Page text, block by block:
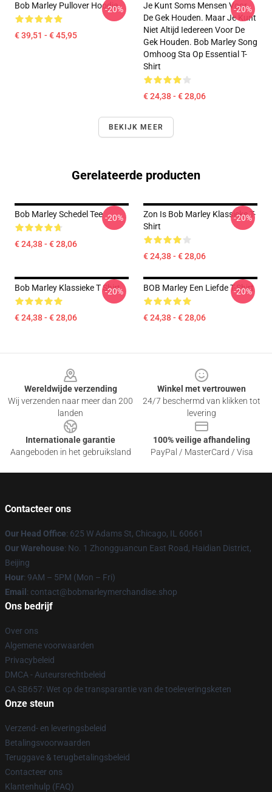
Bob Marley Pullover Hoodie
€ 39,51 - € 45,95
-20%
Je Kunt Soms Mensen Voor
De Gek Houden. Maar Je Kunt
Niet Altijd Iedereen Voor De
Gek Houden. Bob Marley Song
Omhoog Sta Op Essential T-
Shirt
€ 24,38 - € 28,06
-20%
BEKIJK MEER
Gerelateerde producten
Bob Marley Schedel Tee
€ 24,38 - € 28,06
-20%
Zon Is Bob Marley Klassieke T-
Shirt
€ 24,38 - € 28,06
-20%
Bob Marley Klassieke T Shirt
€ 24,38 - € 28,06
-20% BOB Marley Een Liefde T-Shirt
€ 24,38 - € 28,06
-20%
Wereldwijde verzending
Wij verzenden naar meer dan 200
landen
Winkel met vertrouwen
24/7 beschermd van klikken tot
levering
Internationale garantie
Aangeboden in het gebruiksland
100% veilige afhandeling
PayPal / MasterCard / Visa
Contacteer ons
Our Head Office: 625 W Adams St, Chicago, IL 60661
Our Warehouse: No. 1 Zhongguancun East Road, Haidian District,
Beijing
Hour: 9AM – 5PM (Mon – Fri)
Email : contact@bobmarleymerchandise.shop
Ons bedrijf
Over ons
Algemene voorwaarden
Privacybeleid
DMCA - Auteursrechtbeleid
CA SB657: Wet op de transparantie van de toeleveringsketen
Onze steun
Verzend- en leveringsbeleid
Betalingsvoorwaarden
Teruggave & terugbetalingsbeleid
Contacteer ons
Klantenhulp (FAQ)